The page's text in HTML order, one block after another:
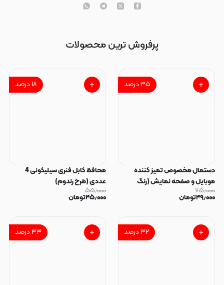
پرفروش ترین محصولات
۳۵درصد
دستمال مخصوص تمیز کننده
موبایل و صفحه نمایش (رنگ
رندوم)
۷۵٫۰۰۰
۴۹٫۰۰۰تومان
۱۸درصد
محافظ کابل فنری سیلیکونی 4
عددی (طرح رندوم)
۵۵٫۰۰۰
۴۵٫۰۰۰تومان
۳۲درصد ۳۳درصد